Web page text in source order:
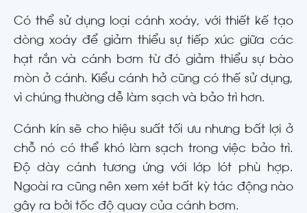
Có thể sử dụng loại cánh xoáy, với thiết kế tạo
dòng xoáy để giảm thiểu sự tiếp xúc giữa các
hạt rắn và cánh bơm từ đó giảm thiểu sự bào
mòn ở cánh. Kiểu cánh hở cũng có thế sử dụng,
vì chúng thường dễ làm sạch và bảo trì hơn.
Cánh kín sẽ cho hiệu suất tối ưu nhưng bất lợi ở
chỗ nó có thể khó làm sạch trong việc bảo trì.
Độ dày cánh tương ứng với lớp lót phù hợp.
Ngoài ra cũng nên xem xét bất kỳ tác động nào
gây ra bởi tốc độ quay của cánh bơm.